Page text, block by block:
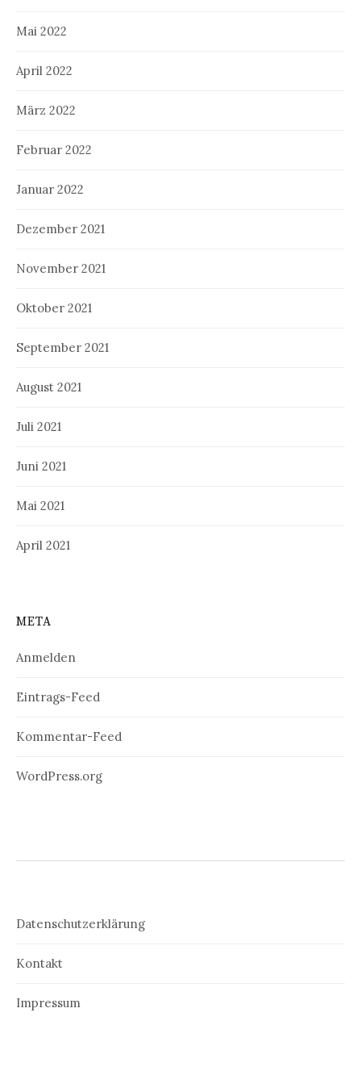
Mai 2022
April 2022
März 2022
Februar 2022
Januar 2022
Dezember 2021
November 2021
Oktober 2021
September 2021
August 2021
Juli 2021
Juni 2021
Mai 2021
April 2021
META
Anmelden
Eintrags-Feed
Kommentar-Feed
WordPress.org
Datenschutzerklärung
Kontakt
Impressum